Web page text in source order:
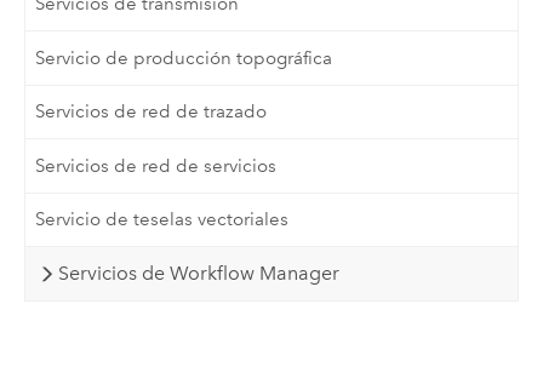
Servicio de producción topográfica
Servicios de red de trazado
Servicios de red de servicios
Servicio de teselas vectoriales
Servicios de Workflow Manager